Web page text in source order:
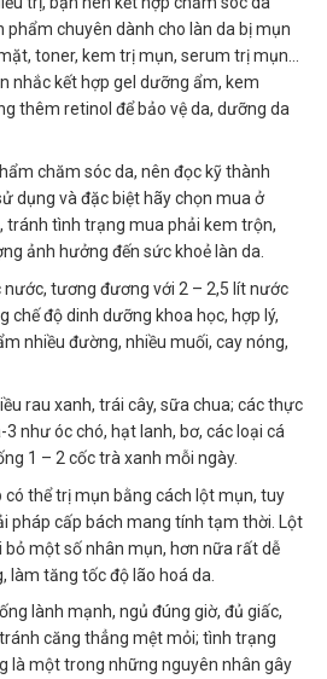
phẩm chuyên dành cho làn da bị mụn
toner, kem trị mụn, serum trị mụn…
nhắc kết hợp gel dưỡng ẩm, kem
thêm retinol để bảo vệ da, dưỡng da
chăm sóc da, nên đọc kỹ thành
dụng và đặc biệt hãy chọn mua ở
tránh tình trạng mua phải kem trộn,
ảnh hưởng đến sức khoẻ làn da.
nước, tương đương với 2 – 2,5 lít nước
chế độ dinh dưỡng khoa học, hợp lý,
nhiều đường, nhiều muối, cay nóng,
rau xanh, trái cây, sữa chua; các thực
như óc chó, hạt lanh, bơ, các loại cá
1 – 2 cốc trà xanh mỗi ngày.
thể trị mụn bằng cách lột mụn, tuy
pháp cấp bách mang tính tạm thời. Lột
bỏ một số nhân mụn, hơn nữa rất dễ
làm tăng tốc độ lão hoá da.
lành mạnh, ngủ đúng giờ, đủ giấc,
căng thẳng mệt mỏi; tình trạng
là một trong những nguyên nhân gây